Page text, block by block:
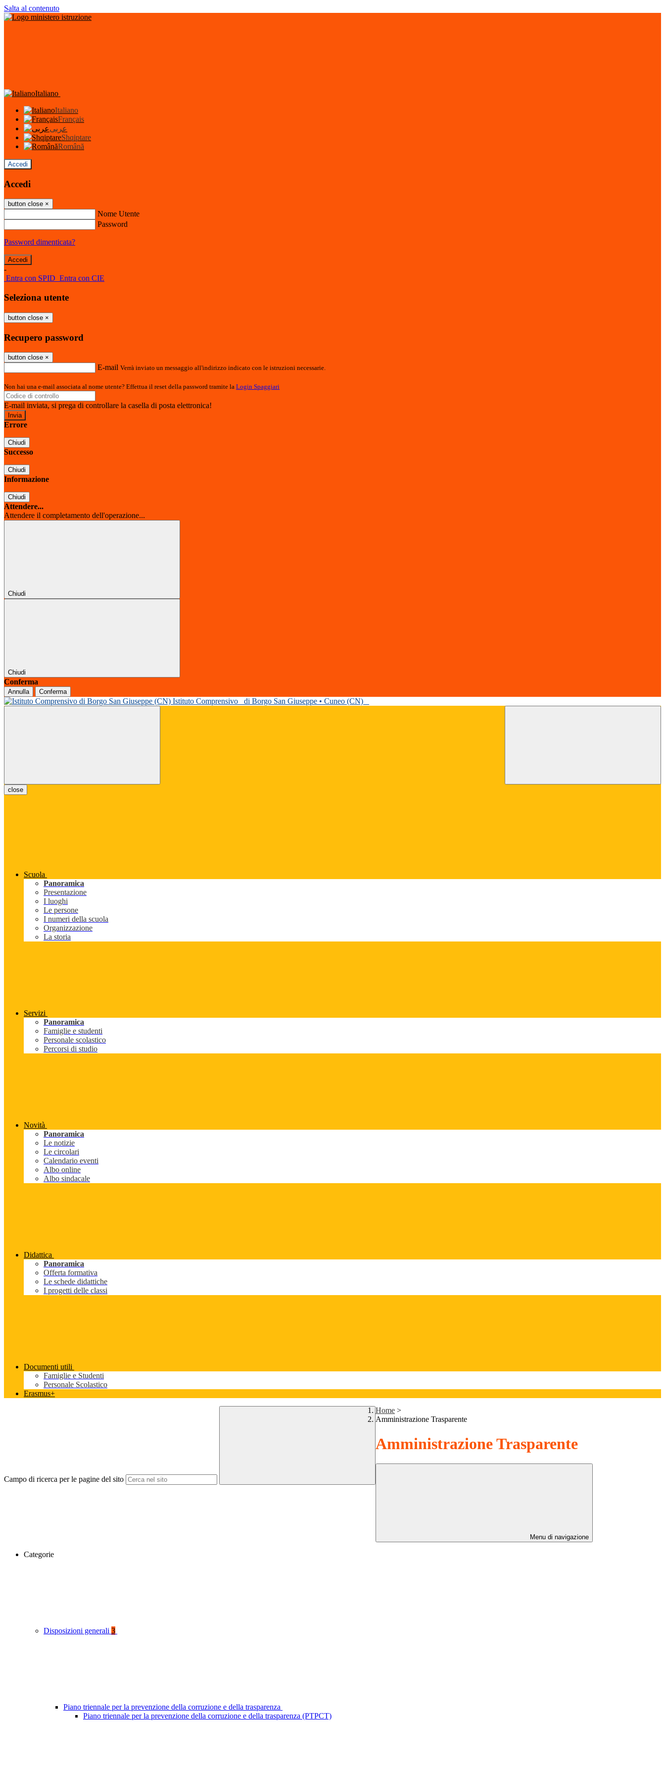
Salta al contenuto
Italiano
Italiano
Français
عربى
Shqiptare
Română
Accedi
Accedi
button close ×
Nome Utente
Password
Password dimenticata?
-
Entra con SPID Entra con CIE
Seleziona utente
button close ×
Recupero password
button close ×
E-mail Verrà inviato un messaggio all'indirizzo indicato con le istruzioni necessarie.
Non hai una e-mail associata al nome utente? Effettua il reset della password tramite la Login Spaggiari
E-mail inviata, si prega di controllare la casella di posta elettronica!
Errore
Chiudi
Successo
Chiudi
Informazione
Chiudi
Attendere...
Attendere il completamento dell'operazione...
Chiudi
Chiudi
Conferma
Annulla Conferma
Istituto Comprensivo di Borgo San Giuseppe • Cuneo (CN)
close
Scuola
Panoramica
Presentazione
I luoghi
Le persone
I numeri della scuola
Organizzazione
La storia
Servizi
Panoramica
Famiglie e studenti
Personale scolastico
Percorsi di studio
Novità
Panoramica
Le notizie
Le circolari
Calendario eventi
Albo online
Albo sindacale
Didattica
Panoramica
Offerta formativa
Le schede didattiche
I progetti delle classi
Documenti utili
Famiglie e Studenti
Personale Scolastico
Erasmus+
Campo di ricerca per le pagine del sito
Home >
Amministrazione Trasparente
Amministrazione Trasparente
Menu di navigazione
Categorie
Disposizioni generali 3
Piano triennale per la prevenzione della corruzione e della trasparenza
Piano triennale per la prevenzione della corruzione e della trasparenza (PTPCT)